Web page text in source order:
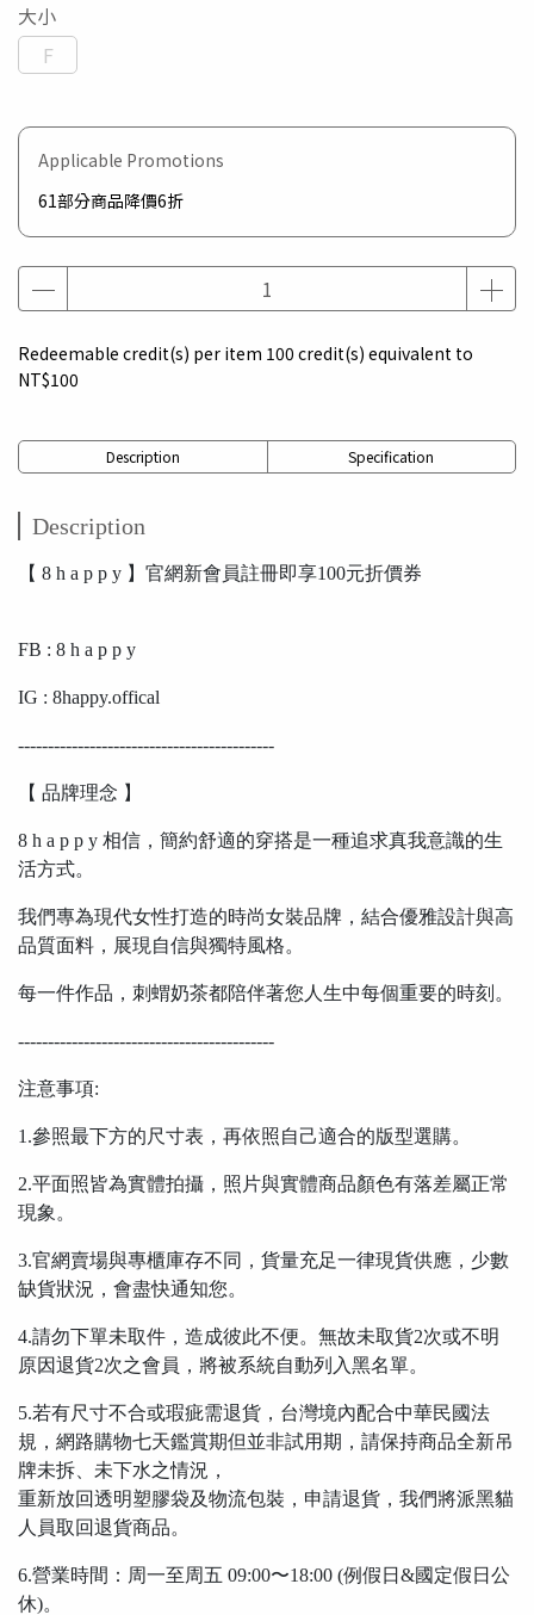
大小
F
Applicable Promotions
61部分商品降價6折
Redeemable credit(s) per item 100 credit(s) equivalent to
NT$100
Description Specification
Description
【 8 h a p p y 】官網新會員註冊即享100元折價券
FB : 8 h a p p y
IG : 8happy.offical
-------------------------------------------
【 品牌理念 】
8 h a p p y 相信，簡約舒適的穿搭是一種追求真我意識的生
活方式。
我們專為現代女性打造的時尚女裝品牌，結合優雅設計與高
品質面料，展現自信與獨特風格。
每一件作品，刺蝟奶茶都陪伴著您人生中每個重要的時刻。
-------------------------------------------
注意事項:
1.參照最下方的尺寸表，再依照自己適合的版型選購。
2.平面照皆為實體拍攝，照片與實體商品顏色有落差屬正常
現象。
3.官網賣場與專櫃庫存不同，貨量充足一律現貨供應，少數
缺貨狀況，會盡快通知您。
4.請勿下單未取件，造成彼此不便。無故未取貨2次或不明
原因退貨2次之會員，將被系統自動列入黑名單。
5.若有尺寸不合或瑕疵需退貨，台灣境內配合中華民國法
規，網路購物七天鑑賞期但並非試用期，請保持商品全新吊
牌未拆、未下水之情況，
重新放回透明塑膠袋及物流包裝，申請退貨，我們將派黑貓
人員取回退貨商品。
6.營業時間：周一至周五 09:00〜18:00 (例假日&國定假日公
休)。